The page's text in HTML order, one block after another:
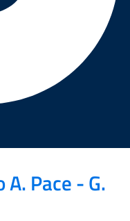
Pace - G.